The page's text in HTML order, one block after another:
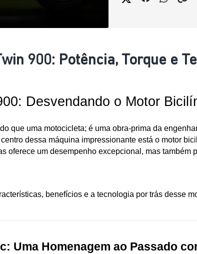
900: Potência, Torque e
Desvendando o Motor
que uma motocicleta; é uma obra-prima da
dessa máquina impressionante está o motor
oferece um desempenho excepcional, mas
benefícios e a tecnologia por trás desse
Uma Homenagem ao Passado